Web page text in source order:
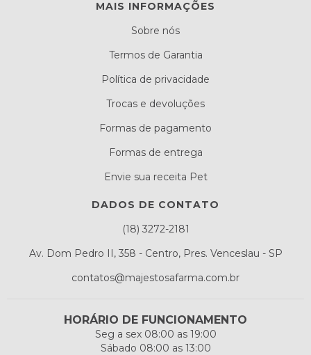
MAIS INFORMAÇÕES
Sobre nós
Termos de Garantia
Política de privacidade
Trocas e devoluções
Formas de pagamento
Formas de entrega
Envie sua receita Pet
DADOS DE CONTATO
(18) 3272-2181
Av. Dom Pedro II, 358 - Centro, Pres. Venceslau - SP
contatos@majestosafarma.com.br
HORÁRIO DE FUNCIONAMENTO
Seg a sex 08:00 as 19:00
Sábado 08:00 as 13:00